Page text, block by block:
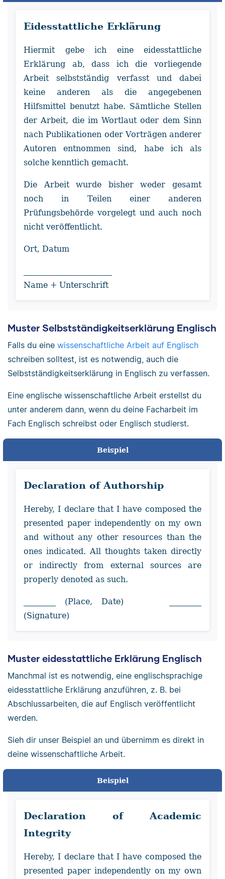
Eidesstattliche Erklärung
Hiermit gebe ich eine eidesstattliche
Erklärung ab, dass ich die vorliegende
Arbeit selbstständig verfasst und dabei
keine anderen als die angegebenen
Hilfsmittel benutzt habe. Sämtliche Stellen
der Arbeit, die im Wortlaut oder dem Sinn
nach Publikationen oder Vorträgen anderer
Autoren entnommen sind, habe ich als
solche kenntlich gemacht.
Die Arbeit wurde bisher weder gesamt
noch in Teilen einer anderen
Prüfungsbehörde vorgelegt und auch noch
nicht veröffentlicht.
Ort, Datum
Name + Unterschrift
Muster Selbstständigkeitserklärung Englisch
Falls du eine wissenschaftliche Arbeit auf Englisch
schreiben solltest, ist es notwendig, auch die
Selbstständigkeitserklärung in Englisch zu verfassen.
Eine englische wissenschaftliche Arbeit erstellst du
unter anderem dann, wenn du deine Facharbeit im
Fach Englisch schreibst oder Englisch studierst.
Beispiel
Declaration of Authorship
Hereby, I declare that I have composed the
presented paper independently on my own
and without any other resources than the
ones indicated. All thoughts taken directly
or indirectly from external sources are
properly denoted as such.
________ (Place, Date) ________
(Signature)
Muster eidesstattliche Erklärung Englisch
Manchmal ist es notwendig, eine englischsprachige
eidesstattliche Erklärung anzuführen, z. B. bei
Abschlussarbeiten, die auf Englisch veröffentlicht
werden.
Sieh dir unser Beispiel an und übernimm es direkt in
deine wissenschaftliche Arbeit.
Beispiel
Declaration of Academic
Integrity
Hereby, I declare that I have composed the
presented paper independently on my own